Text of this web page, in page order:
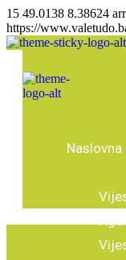
15 49.0138 8.38624
https://
Naslovna